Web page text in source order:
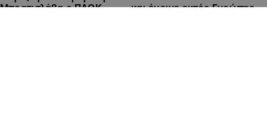
Μπρατισλάβα ο ΠΑΟΚ
και έμεινε εκτός Ευρώπης